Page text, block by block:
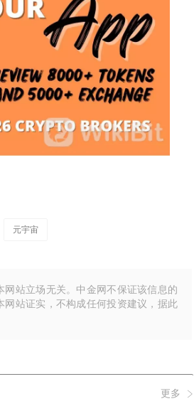
元宇宙
站立场无关。中金网不保证该信息的
站证实，不构成任何投资建议，据此
更多